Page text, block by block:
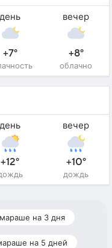
день
+7°
вечер
+8°
облачно
день
+12°
вечер
+10°
дождь
на 3 дня
на 5 дней